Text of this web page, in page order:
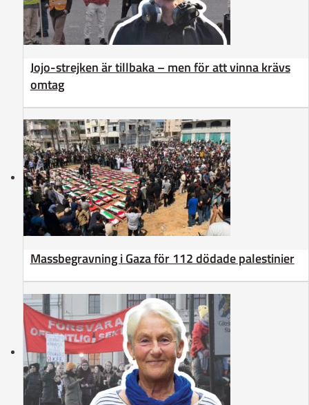
Jojo-strejken är tillbaka – men för att vinna krävs
omtag
Massbegravning i Gaza för 112 dödade palestinier